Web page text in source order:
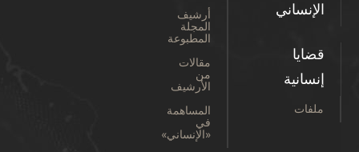
الإنساني
قضايا
إنسانية
ملفات
أرشيف
المجلة
المطبوعة
مقالات
من
الأرشيف
المساهمة
في
«الإنساني»